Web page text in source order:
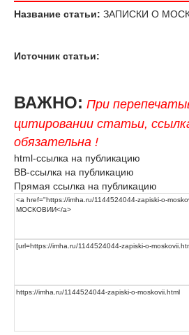
Название статьи: ЗАПИСКИ О
Источник статьи:
ВАЖНО: При
цитировании статьи,
обязательна !
html-ссылка на публикацию
BB-ссылка на публикацию
Прямая ссылка на публикацию